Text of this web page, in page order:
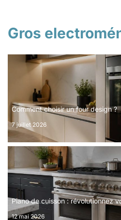
Gros
Comment choisir un four design ?
7 juillet 2026
Piano de cuisson : révolutionnez
12 mai 2026